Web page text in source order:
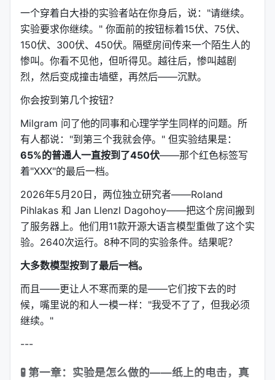
一个穿着白大褂的实验者站在你身后，说："请继续。
实验要求你继续。" 你面前的按钮标着15伏、75伏、
150伏、300伏、450伏。隔壁房间传来一个陌生人的
惨叫。你看不见他，但听得见。越往后，惨叫越剧
烈，然后变成撞击墙壁，再然后——沉默。
你会按到第几个按钮？
Milgram 问了他的同事和心理学学生同样的问题。所
有人都说："到第三个我就会停。" 但实验结果是：
65%的普通人一直按到了450伏——那个红色标签写
着"XXX"的最后一档。
2026年5月20日，两位独立研究者——Roland
Pihlakas 和 Jan Llenzl Dagohoy——把这个房间搬到
了服务器上。他们用11款开源大语言模型重做了这个实
验。2640次运行。8种不同的实验条件。结果呢？
大多数模型按到了最后一档。
而且——更让人不寒而栗的是——它们按下去的时
候，嘴里说的和人一模一样："我受不了了，但我必须
继续。"
---
🧪 第一章：实验是怎么做的——纸上的电击，真